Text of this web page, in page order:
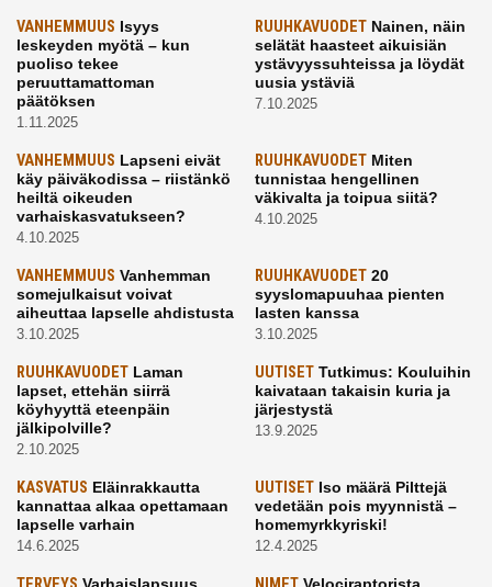
VANHEMMUUS Isyys
leskeyden myötä – kun
puoliso tekee
peruuttamattoman
päätöksen
1.11.2025
RUUHKAVUODETNainen, näin
selätät haasteet aikuisiän
ystävyyssuhteissa ja löydät
uusia ystäviä
7.10.2025
VANHEMMUUS Lapseni eivät
käy päiväkodissa – riistänkö
heiltä oikeuden
varhaiskasvatukseen?
4.10.2025
RUUHKAVUODETMiten
tunnistaa hengellinen
väkivalta ja toipua siitä?
4.10.2025
VANHEMMUUS Vanhemman
somejulkaisut voivat
aiheuttaa lapselle ahdistusta
3.10.2025
RUUHKAVUODET20
syyslomapuuhaa pienten
lasten kanssa
3.10.2025
RUUHKAVUODET Laman
lapset, ettehän siirrä
köyhyyttä eteenpäin
jälkipolville?
2.10.2025
UUTISETTutkimus: Kouluihin
kaivataan takaisin kuria ja
järjestystä
13.9.2025
KASVATUS Eläinrakkautta
kannattaa alkaa opettamaan
lapselle varhain
14.6.2025
UUTISETIso määrä Pilttejä
vedetään pois myynnistä –
homemyrkkyriski!
12.4.2025